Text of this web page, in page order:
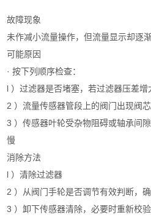
故障现象
未作减小流量操作，但流量显示却逐
可能原因
· 按下列顺序检查：
l ）过滤器是否堵塞，若过滤器压差
2 ）流量传感器管段上的阀门出现阀
3 ）传感器叶轮受杂物阻碍或轴承间
慢
消除方法
l ）清除过滤器
2 ）从阀门手轮是否调节有效判断，
3 ）卸下传感器清除，必要时重新校验